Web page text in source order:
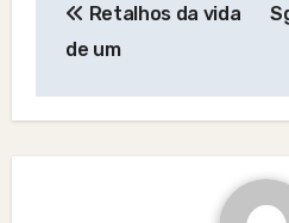
navigation
Retalhos da vida
de um